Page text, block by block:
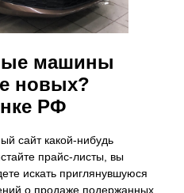
машины
новых?
РФ
сайт какой-нибудь
прайс-листы, вы
искать приглянувшуюся
о продаже подержанных